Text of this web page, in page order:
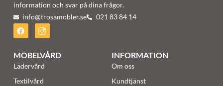
information och svar på dina frågor.
info@trosamobler.se 021 83 84 14
MÖBELVÅRD
Lädervård
Textilvård
INFORMATION
Om oss
Kundtjänst